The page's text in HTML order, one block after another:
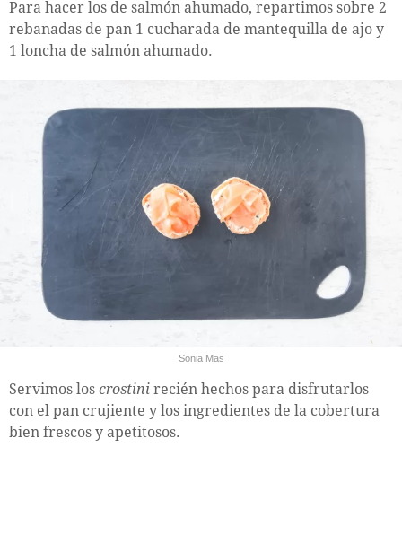
Para hacer los de salmón ahumado, repartimos sobre 2
rebanadas de pan 1 cucharada de mantequilla de ajo y
1 loncha de salmón ahumado.
Sonia Mas
Servimos los crostini recién hechos para disfrutarlos
con el pan crujiente y los ingredientes de la cobertura
bien frescos y apetitosos.